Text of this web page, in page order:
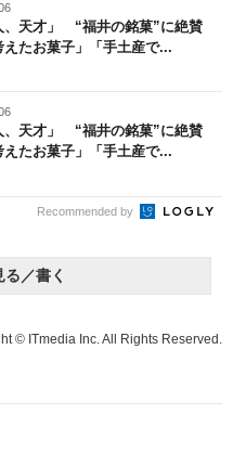
、天才」 “福井の銘菓”に絶賛
たお菓子」「手土産で...
、天才」 “福井の銘菓”に絶賛
たお菓子」「手土産で...
Recommended by
／書く
© ITmedia Inc. All Rights Reserved.